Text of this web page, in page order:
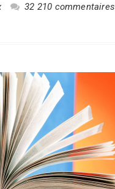
32 210 commentaires